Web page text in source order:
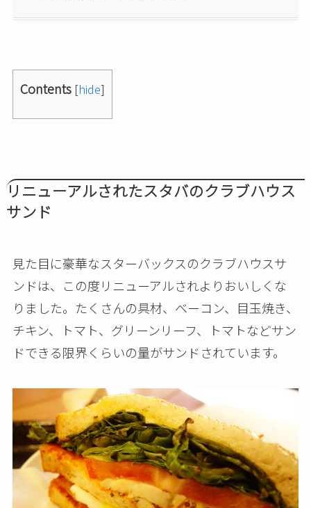
Contents [hide]
リニューアルされたスタバのクラブハウス
サンド
見た目に豪華なスターバックスのクラブハウスサ
ンドは、この度リニューアルされよりおいしくな
りました。たくさんの具材、ベーコン、目玉焼き、
チキン、トマト、グリーンリーフ、トマトなどサン
ドできる限界くらいの量がサンドされています。